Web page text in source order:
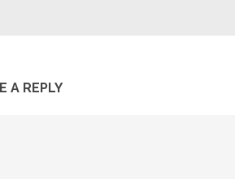
A REPLY